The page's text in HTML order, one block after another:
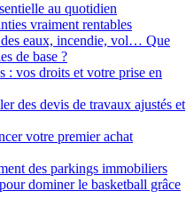
au quotidien
vraiment rentables
eaux, incendie, vol… Que
de base ?
: vos droits et votre prise en
des devis de travaux ajustés et
votre premier achat
des parkings immobiliers
dominer le basketball grâce